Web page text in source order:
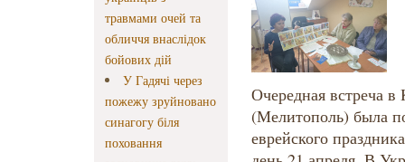
травмами очей та
обличчя внаслідок
бойових дій
У Гадячі через
пожежу зруйновано
синагогу біля
поховання
Очередная встреча в
(Мелитополь) была
еврейского